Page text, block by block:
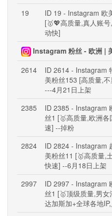
19
ID 19 - Instagram 欧
[🥇💖高质量,真人账
动快]
Instagram 粉丝 - 欧洲 |
2614
ID 2614 - Instagram
美粉丝153 [高质量,
---4月21日上架
2385
ID 2385 - Instagram
丝1 [🥇高质量,欧洲各
速] --掉粉
2824
ID 2824 - Instagram
美粉丝11 [🥇高质量,
快速] --6月18日上架
2997
ID 2997 - Instagram
丝1 [🥇顶级质量,男女
达加斯加+全球各地